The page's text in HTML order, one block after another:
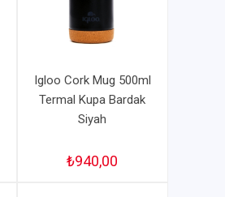
Igloo Cork Mug 500ml
Termal Kupa Bardak
Siyah
₺940,00